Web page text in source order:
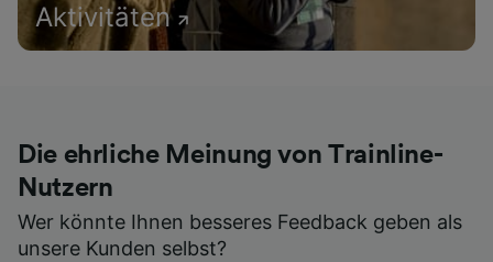
Aktivitäten
Die ehrliche Meinung von Trainline-
Nutzern
Wer könnte Ihnen besseres Feedback geben als
unsere Kunden selbst?